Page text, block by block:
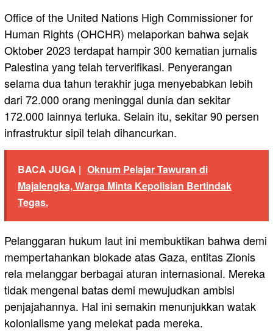
Office of the United Nations High Commissioner for
Human Rights (OHCHR) melaporkan bahwa sejak
Oktober 2023 terdapat hampir 300 kematian jurnalis
Palestina yang telah terverifikasi. Penyerangan
selama dua tahun terakhir juga menyebabkan lebih
dari 72.000 orang meninggal dunia dan sekitar
172.000 lainnya terluka. Selain itu, sekitar 90 persen
infrastruktur sipil telah dihancurkan.
BACA JUGA | Oknum Pelajar Tawuran di
Majalengka, Warga Minta Kepolisian Bertindak
Tegas.
Pelanggaran hukum laut ini membuktikan bahwa demi
mempertahankan blokade atas Gaza, entitas Zionis
rela melanggar berbagai aturan internasional. Mereka
tidak mengenal batas demi mewujudkan ambisi
penjajahannya. Hal ini semakin menunjukkan watak
kolonialisme yang melekat pada mereka.